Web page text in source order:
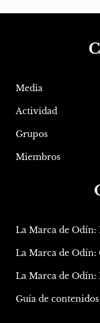
Media
Actividad
Grupos
Miembros
La Marca de Odín:
La Marca de Odín:
La Marca de Odín:
Guía de contenidos